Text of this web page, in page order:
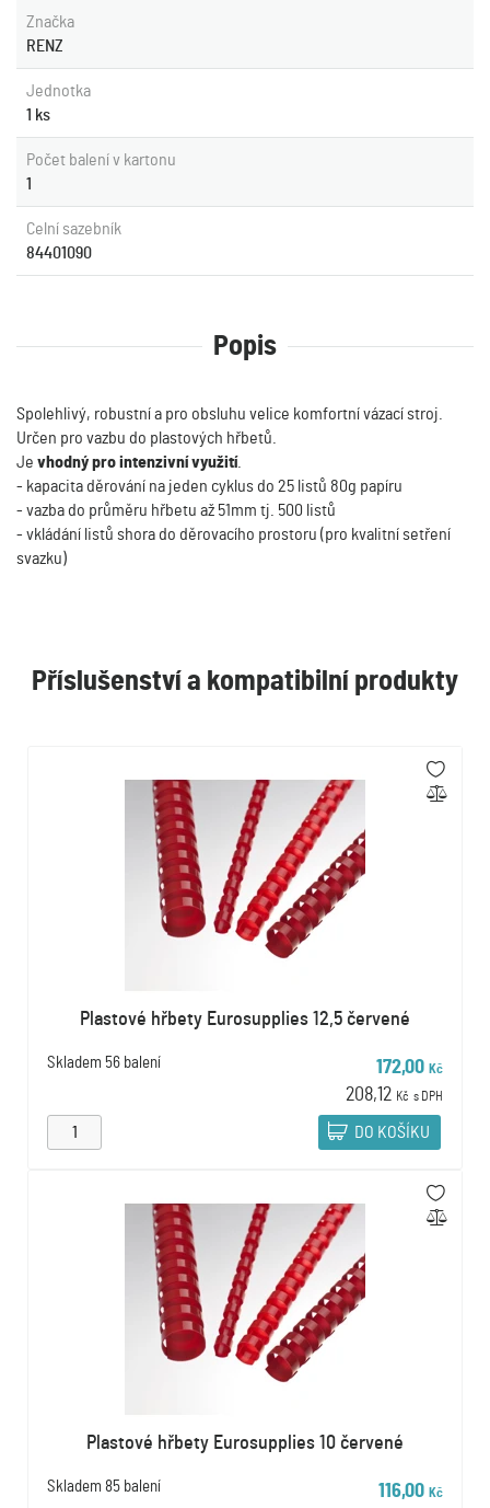
Značka
RENZ
Jednotka
1 ks
Počet balení v kartonu
1
Celní sazebník
84401090
Popis
Spolehlivý, robustní a pro obsluhu velice komfortní vázací stroj.
Určen pro vazbu do plastových hřbetů.
Je vhodný pro intenzivní využití.
- kapacita děrování na jeden cyklus do 25 listů 80g papíru
- vazba do průměru hřbetu až 51mm tj. 500 listů
- vkládání listů shora do děrovacího prostoru (pro kvalitní setření
svazku)
Příslušenství a kompatibilní produkty
Plastové hřbety Eurosupplies 12,5 červené
Skladem 56 balení 172,00 Kč
208,12 Kč s DPH
DO KOŠÍKU
Plastové hřbety Eurosupplies 10 červené
Skladem 85 balení 116,00 Kč